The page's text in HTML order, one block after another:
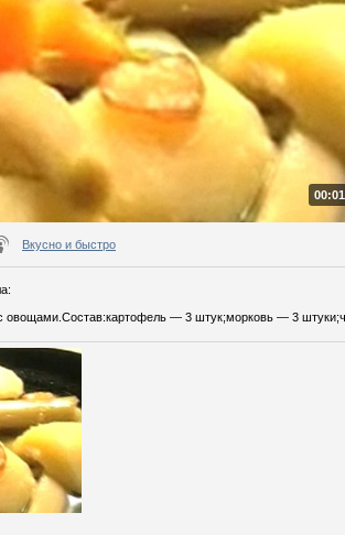
Вкусно и быстро
:
овощами.Состав:картофель — 3 штук;морковь — 3